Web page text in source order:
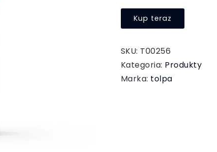
Kup teraz
SKU: T00256
Kategoria: Produkty
Marka: tolpa